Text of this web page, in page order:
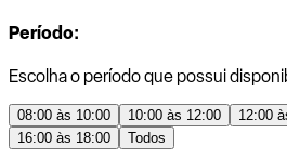
Período:
Escolha o período que possui
08:00 às 10:00 10:00 às 12:00 12:00
16:00 às 18:00
Todos